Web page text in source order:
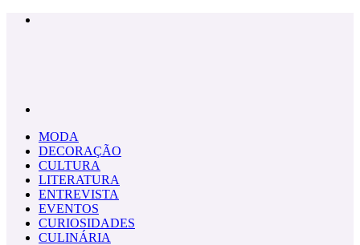
MODA
DECORAÇÃO
CULTURA
LITERATURA
ENTREVISTA
EVENTOS
CURIOSIDADES
CULINÁRIA